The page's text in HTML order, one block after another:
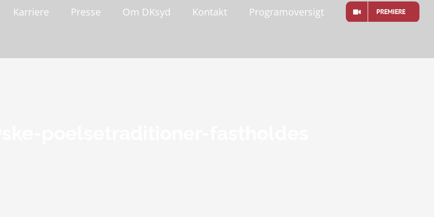
Karriere Presse Om DKsyd Kontakt Programoversigt PREMIERE